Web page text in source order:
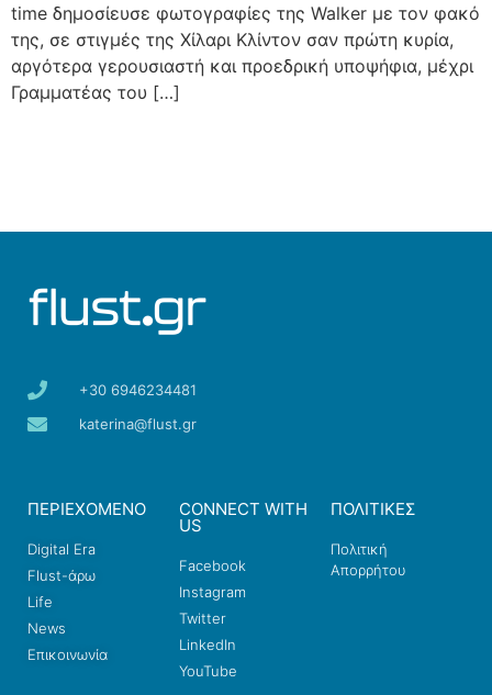
time δημοσίευσε φωτογραφίες της Walker με τον φακό
της, σε στιγμές της Χίλαρι Κλίντον σαν πρώτη κυρία,
αργότερα γερουσιαστή και προεδρική υποψήφια, μέχρι
Γραμματέας του […]
+30 6946234481
katerina@flust.gr
ΠΕΡΙΕΧΟΜΕΝΟ
Digital Era
Flust-άρω
Life
News
Επικοινωνία
CONNECT WITH
US
Facebook
Instagram
Twitter
LinkedIn
YouTube
ΠΟΛΙΤΙΚΕΣ
Πολιτική
Απορρήτου